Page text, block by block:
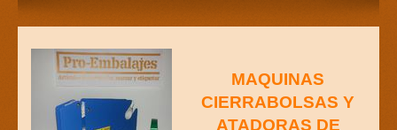
MAQUINAS
CIERRABOLSAS Y
ATADORAS DE